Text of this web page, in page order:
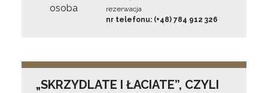
osoba
rezerwacja
nr telefonu: (+48) 784 912 326
„SKRZYDLATE I ŁACIATE”, CZYLI